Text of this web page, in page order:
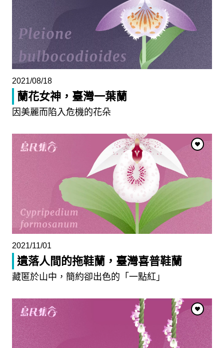
2021/08/18
蘭花女神，臺灣一葉蘭
因美麗而陷入危機的花朵
2021/11/01
遺落人間的拖鞋蘭，臺灣喜普鞋蘭
藏匿於山中，簡約卻出色的「一點紅」